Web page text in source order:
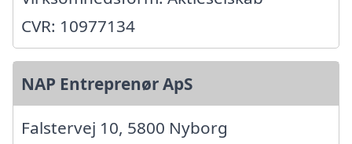
CVR: 10977134
NAP Entreprenør ApS
Falstervej 10, 5800 Nyborg